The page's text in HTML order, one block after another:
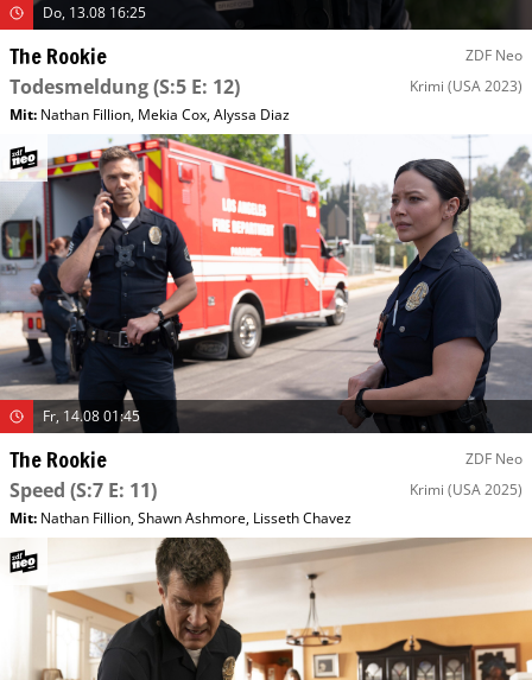
Do, 13.08 16:25
The Rookie ZDF Neo
Todesmeldung(S:5 E: 12) Krimi (USA 2023)
Mit: Nathan Fillion, Mekia Cox,Alyssa Diaz
Fr, 14.08 01:45
The Rookie ZDF Neo
Speed (S:7 E: 11) Krimi (USA 2025)
Mit: Nathan Fillion,Shawn Ashmore, Lisseth Chavez